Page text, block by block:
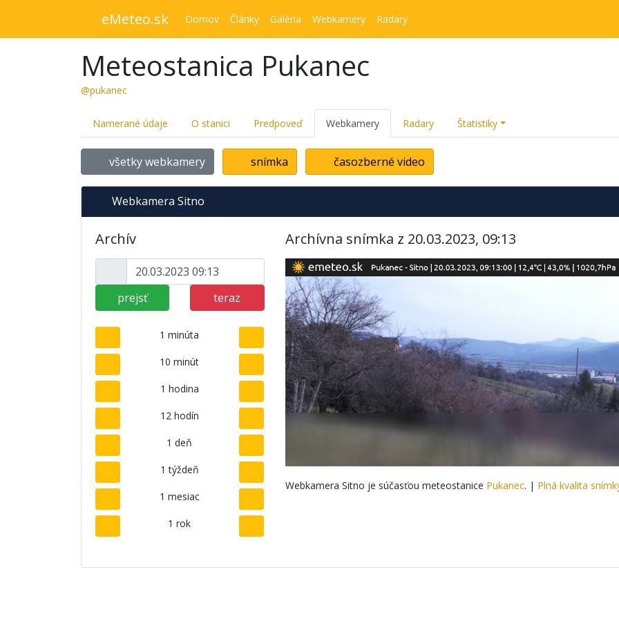
eMeteo.sk Domov Články Galéria Webkamery Radary
Meteostanica Pukanec
@pukanec
Namerané údaje O stanici Predpoveď Webkamery Radary Štatistiky
všetky webkamery snímka časozberné video
Webkamera Sitno
Archív
prejsť teraz
1 minúta
10 minút
1 hodina
12 hodín
1 deň
1 týždeň
1 mesiac
1 rok
Archívna snímka z 20.03.2023, 09:13
Webkamera Sitno je súčasťou meteostanice Pukanec. | Plná kvalita